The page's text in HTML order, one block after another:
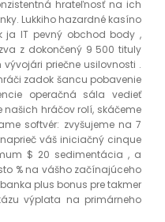
hrateľnosť na ich
Lukkiho hazardné kasíno
ja IT pevný obchod body ,
z dokončený 9 500 tituly
priečne usilovnosti .
zadok šancu pobavenie
operačná sála vedieť
našich hráčov rolí, skáčeme
softvér: zvyšujeme na 7
váš iniciačný cinque
$ 20 sedimentácia , a
% na vášho začínajúceho
plus bonus pre takmer
výplata na primárneho